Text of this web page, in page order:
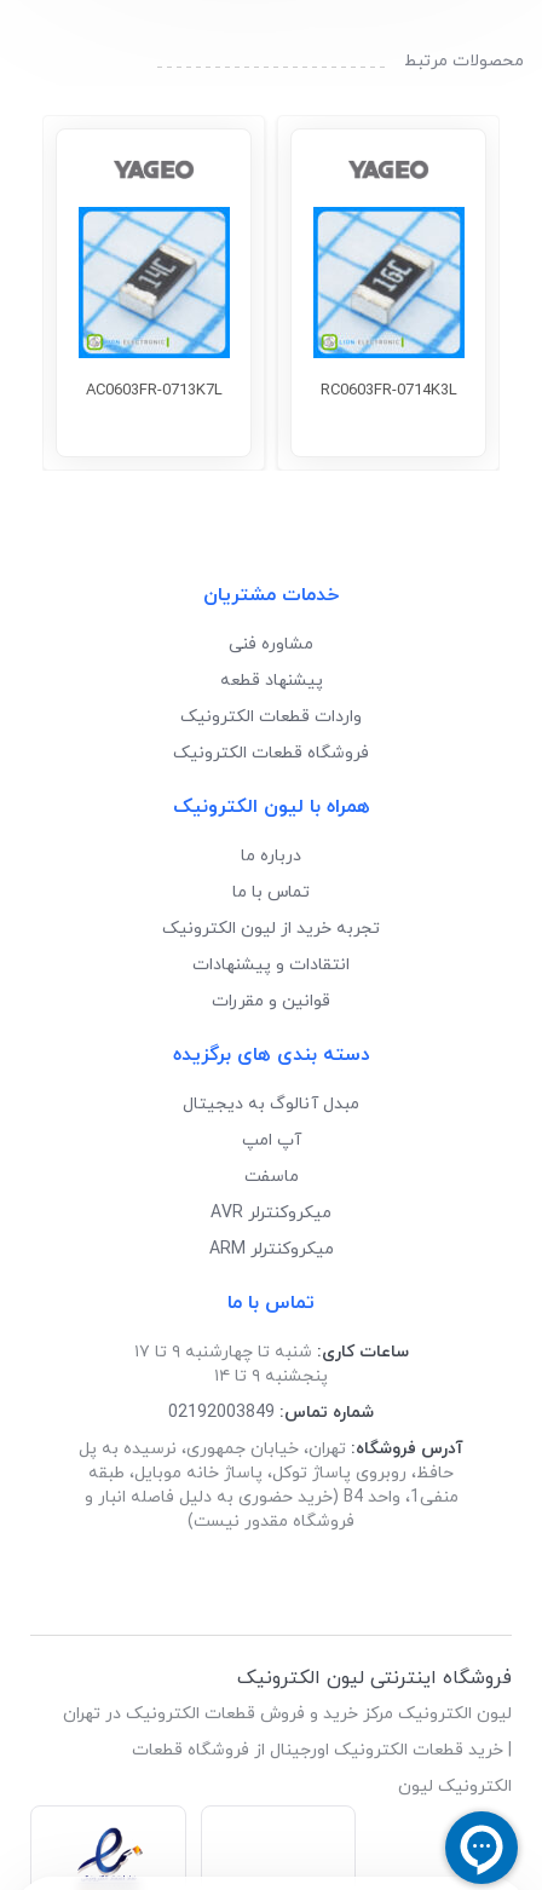
محصولات مرتبط
RC0603FR-0714K3L
AC0603FR-0713K7L
خدمات مشتریان
مشاوره فنی
پیشنهاد قطعه
واردات قطعات الکترونیک
فروشگاه قطعات الکترونیک
همراه با لیون الکترونیک
درباره ما
تماس با ما
تجربه خرید از لیون الکترونیک
انتقادات و پیشنهادات
قوانین و مقررات
دسته بندی های برگزیده
مبدل آنالوگ به دیجیتال
آپ امپ
ماسفت
میکروکنترلر AVR
میکروکنترلر ARM
تماس با ما
ساعات کاری: شنبه تا چهارشنبه ۹ تا ۱۷
پنجشنبه ۹ تا ۱۴
شماره تماس: 02192003849
آدرس فروشگاه: تهران، خیابان جمهوری، نرسیده به پل
حافظ، روبروی پاساژ توکل، پاساژ خانه موبایل، طبقه
منفی1، واحد B4 (خرید حضوری به دلیل فاصله انبار و
فروشگاه مقدور نیست)
فروشگاه اینترنتی لیون الکترونیک
لیون الکترونیک مرکز خرید و فروش قطعات الکترونیک در تهران
| خرید قطعات الکترونیک اورجینال از فروشگاه قطعات
الکترونیک لیون